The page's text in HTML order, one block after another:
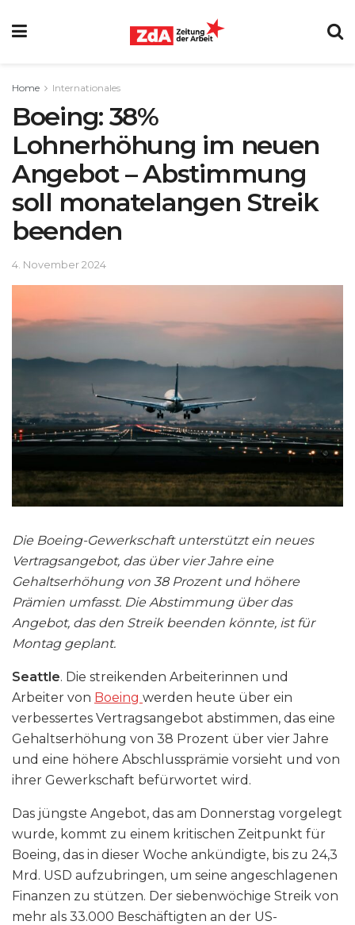
Home Internationales
Boeing: 38%
Lohnerhöhung im neuen
Angebot – Abstimmung
soll monatelangen Streik
beenden
4. November 2024
Die Boeing-Gewerkschaft unterstützt ein neues
Vertragsangebot, das über vier Jahre eine
Gehaltserhöhung von 38 Prozent und höhere
Prämien umfasst. Die Abstimmung über das
Angebot, das den Streik beenden könnte, ist für
Montag geplant.
Seattle. Die streikenden Arbeiterinnen und
Arbeiter von Boeing werden heute über ein
verbessertes Vertragsangebot abstimmen, das eine
Gehaltserhöhung von 38 Prozent über vier Jahre
und eine höhere Abschlussprämie vorsieht und von
ihrer Gewerkschaft befürwortet wird.
Das jüngste Angebot, das am Donnerstag vorgelegt
wurde, kommt zu einem kritischen Zeitpunkt für
Boeing, das in dieser Woche ankündigte, bis zu 24,3
Mrd. USD aufzubringen, um seine angeschlagenen
Finanzen zu stützen. Der siebenwöchige Streik von
mehr als 33.000 Beschäftigten an der US-